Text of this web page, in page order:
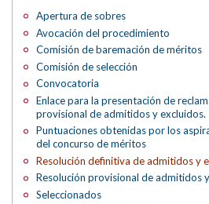
Apertura de sobres
Avocación del procedimiento
Comisión de baremación de méritos
Comisión de selección
Convocatoria
Enlace para la presentación de
provisional de admitidos y excluidos.
Puntuaciones obtenidas por los
del concurso de méritos
Resolución definitiva de admitidos y
Resolución provisional de admitidos
Seleccionados